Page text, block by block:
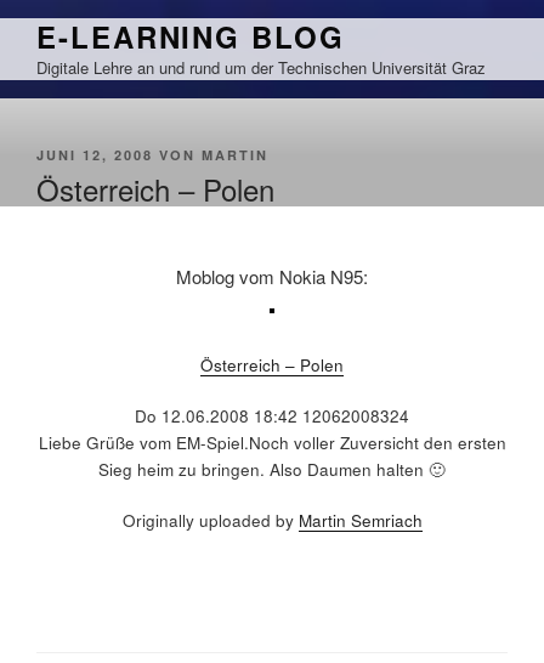
Zum
springen
E-LEARNING BLOG
Digitale Lehre an und rund um der Technischen Universität Graz
VERÖFFENTLICHT
AM
JUNI 12, 2008 VON MARTIN
Österreich – Polen
Moblog vom Nokia N95:
Österreich – Polen
Do 12.06.2008 18:42 12062008324
Liebe Grüße vom EM-Spiel.Noch voller Zuversicht den ersten
Sieg heim zu bringen. Also Daumen halten 🙂
Originally uploaded by Martin Semriach